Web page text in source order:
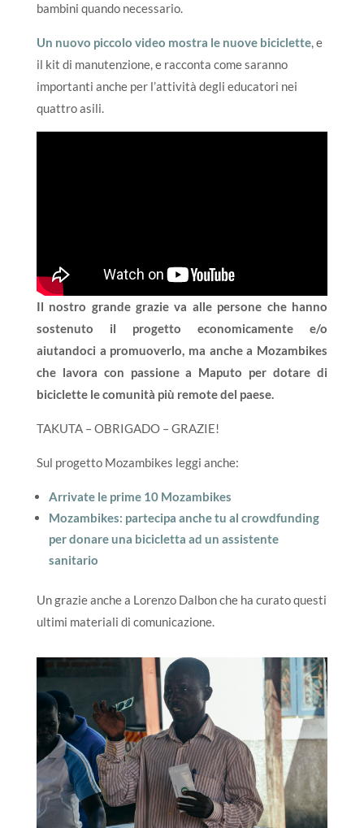
bambini quando necessario.
Un nuovo piccolo video mostra le nuove biciclette, e
il kit di manutenzione, e racconta come saranno
importanti anche per l’attività degli educatori nei
quattro asili.
Il nostro grande grazie va alle persone che hanno
sostenuto il progetto economicamente e/o
aiutandoci a promuoverlo, ma anche a Mozambikes
che lavora con passione a Maputo per dotare di
biciclette le comunità più remote del paese.
TAKUTA – OBRIGADO – GRAZIE!
Sul progetto Mozambikes leggi anche:
Arrivate le prime 10 Mozambikes
Mozambikes: partecipa anche tu al crowdfunding
per donare una bicicletta ad un assistente
sanitario
Un grazie anche a Lorenzo Dalbon che ha curato questi
ultimi materiali di comunicazione.